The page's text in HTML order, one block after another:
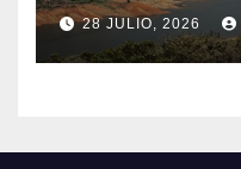
28 JULIO, 2026